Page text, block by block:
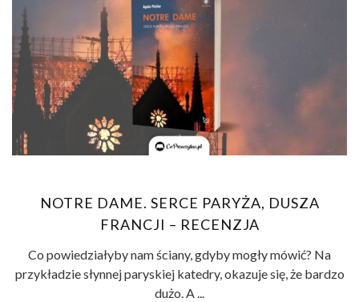
NOTRE DAME. SERCE PARYŻA, DUSZA
FRANCJI – RECENZJA
Co powiedziałyby nam ściany, gdyby mogły mówić? Na
przykładzie słynnej paryskiej katedry, okazuje się, że bardzo
dużo. A ...